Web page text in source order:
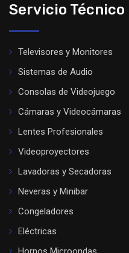
Servicio Técnico
Televisores y Monitores
Sistemas de Audio
Consolas de Videojuego
Cámaras y Videocámaras
Lentes Profesionales
Videoproyectores
Lavadoras y Secadoras
Neveras y Minibar
Congeladores
Eléctricas